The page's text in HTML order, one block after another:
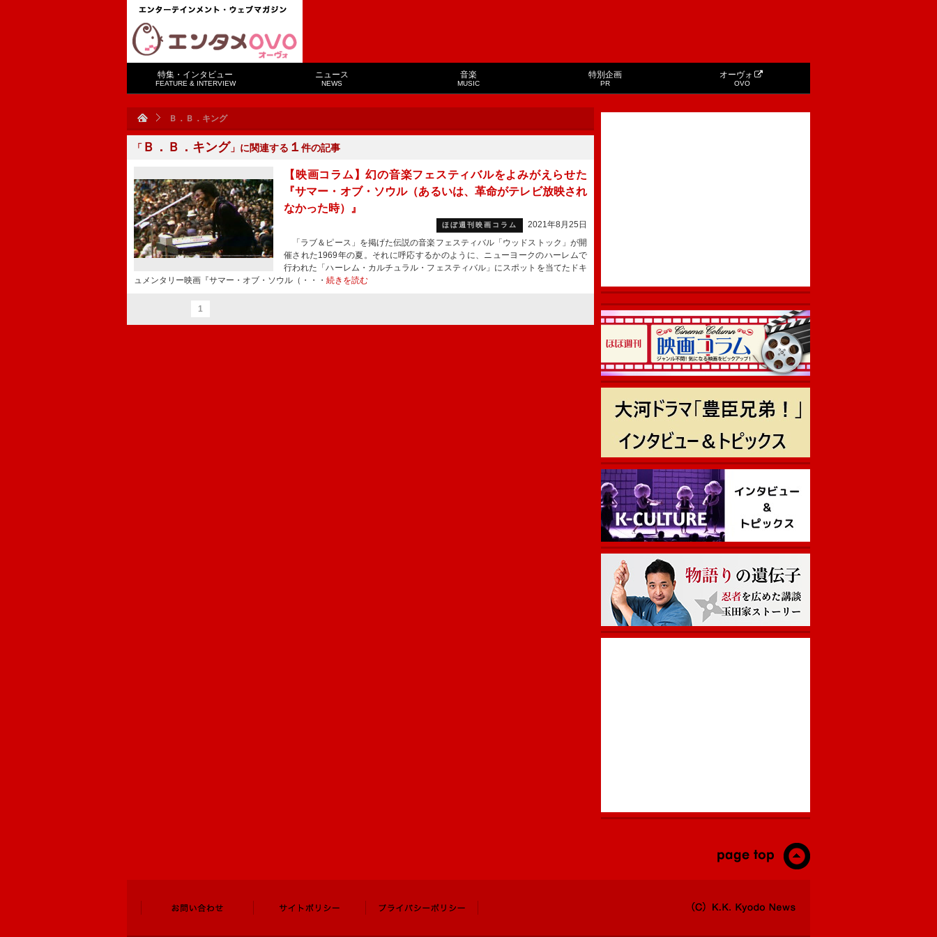
特集・インタビュー
FEATURE & INTERVIEW
ニュース
NEWS
音楽
MUSIC
特別企画
PR
オーヴォ
OVO
Ｂ．Ｂ．キング
「 Ｂ．Ｂ．キング 」に関連する １ 件の記事
【映画コラム】幻の音楽フェスティバルをよみがえらせた
『サマー・オブ・ソウル（あるいは、革命がテレビ放映され
なかった時）』
ほぼ週刊映画コラム
2021年8月25日
「ラブ＆ピース」を掲げた伝説の音楽フェスティバル「ウッドストック」が開
催された1969年の夏。それに呼応するかのように、ニューヨークのハーレムで
行われた「ハーレム・カルチュラル・フェスティバル」にスポットを当てたドキ
ュメンタリー映画『サマー・オブ・ソウル（・・・ 続きを読む
1